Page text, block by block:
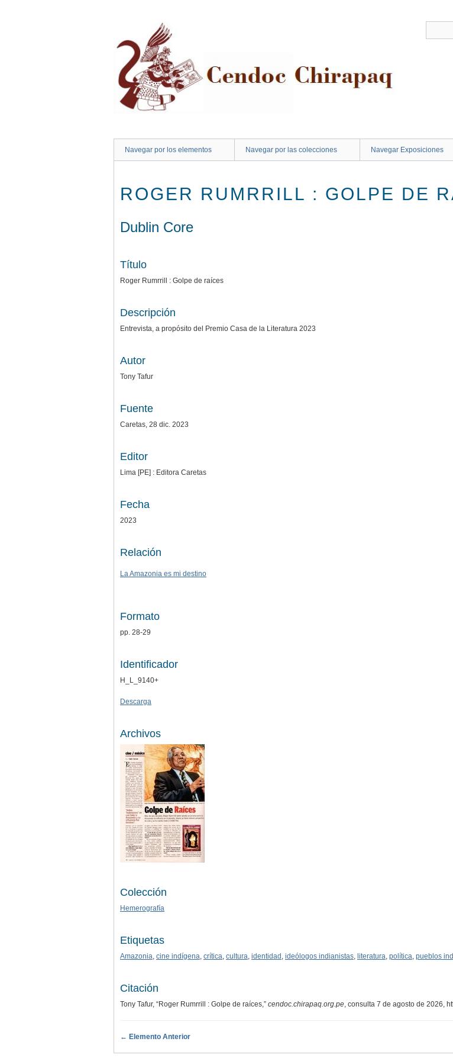
Navegar por los elementos Navegar por las colecciones Navegar Exposiciones
ROGER RUMRRILL : GOLPE DE
Dublin Core
Título
Roger Rumrrill : Golpe de raíces
Descripción
Entrevista, a propósito del Premio Casa de la Literatura 2023
Autor
Tony Tafur
Fuente
Caretas, 28 dic. 2023
Editor
Lima [PE] : Editora Caretas
Fecha
2023
Relación
La Amazonia es mi destino
Formato
pp. 28-29
Identificador
H_L_9140+
Descarga
Archivos
Colección
Hemerografía
Etiquetas
Amazonia cine indígena crítica cultura identidad ideólogos indianistas literatura política pueblos
Citación
Tony Tafur, “Roger Rumrrill : Golpe de raíces,” cendoc.chirapaq.org.pe , consulta 7 de agosto de 2026,
← Elemento Anterior